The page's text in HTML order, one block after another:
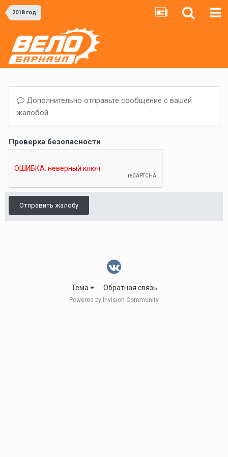
2018 год
Дополнительно отправьте сообщение с вашей
жалобой.
Проверка безопасности
Отправить жалобу
Тема Обратная связь
Powered by Invision Community